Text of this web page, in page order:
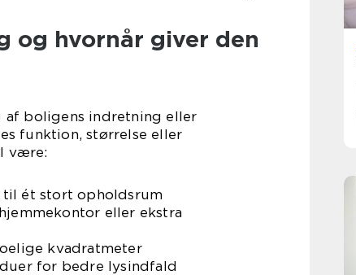
og hvornår giver den
boligens indretning eller
funktion, størrelse eller
være:
til ét stort opholdsrum
eller ekstra
kvadratmeter
for bedre lysindfald